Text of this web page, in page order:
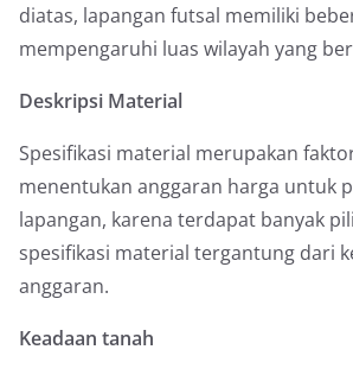
diatas, lapangan futsal memiliki
mempengaruhi luas wilayah yang
Deskripsi Material
Spesifikasi material merupakan
menentukan anggaran harga untuk
lapangan, karena terdapat banyak
spesifikasi material tergantung dari
anggaran.
Keadaan tanah